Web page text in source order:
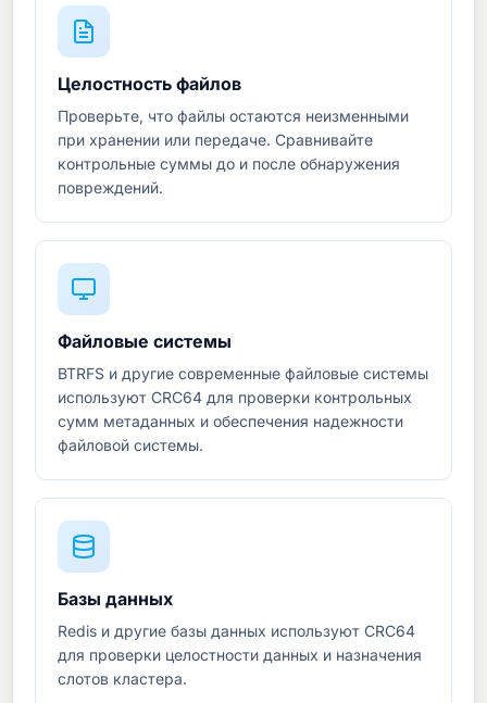
Целостность файлов
Проверьте, что файлы остаются неизменными
при хранении или передаче. Сравнивайте
контрольные суммы до и после обнаружения
повреждений.
Файловые системы
BTRFS и другие современные файловые системы
используют CRC64 для проверки контрольных
сумм метаданных и обеспечения надежности
файловой системы.
Базы данных
Redis и другие базы данных используют CRC64
для проверки целостности данных и назначения
слотов кластера.